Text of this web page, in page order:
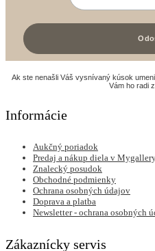
Ak ste nenašli Váš vysnívaný kúsok
Vám ho radi
Informácie
Aukčný poriadok
Predaj a nákup diela v
Znalecký posudok
Obchodné podmienky
Ochrana osobných údajov
Doprava a platba
Newsletter - ochrana osobných
Zákaznícky servis